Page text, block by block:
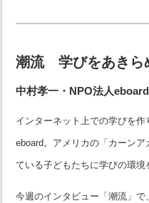
潮流 学びをあきら
中村孝一・NPO法人
インターネット上での学びを
eboard。アメリカの「カーン
ている子どもたちに学びの環境
今週のインタビュー「潮流」